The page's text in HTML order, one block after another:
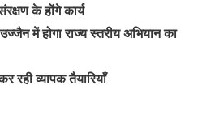
के होंगे कार्य
में होगा राज्य स्तरीय अभियान का
रही व्यापक तैयारियाँ